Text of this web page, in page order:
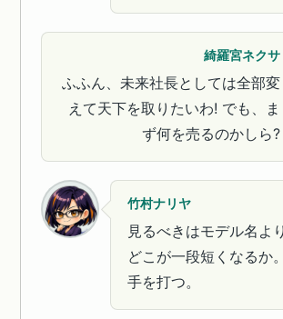
綺羅宮ネクサ
ふふん、未来社長としては全部変
えて天下を取りたいわ! でも、ま
ず何を売るのかしら?
竹村ナリヤ
見るべきはモデル名よ
どこが一段短くなるか
手を打つ。